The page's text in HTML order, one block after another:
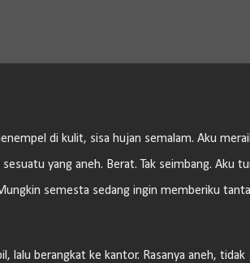
di kulit, sisa hujan semalam. Aku
yang aneh. Berat. Tak seimbang. Aku
semesta sedang ingin memberiku
lalu berangkat ke kantor. Rasanya aneh, tidak